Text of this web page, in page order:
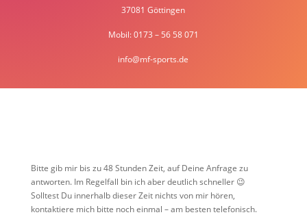
37081 Göttingen
Mobil: 0173 – 56 58 071
info@mf-sports.de
Bitte gib mir bis zu 48 Stunden Zeit, auf Deine Anfrage zu
antworten. Im Regelfall bin ich aber deutlich schneller 😉
Solltest Du innerhalb dieser Zeit nichts von mir hören,
kontaktiere mich bitte noch einmal – am besten telefonisch.